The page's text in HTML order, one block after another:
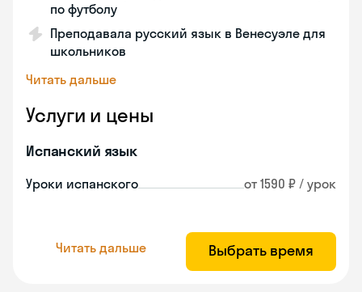
по футболу
Преподавала русский язык в Венесуэле для
школьников
Читать дальше
Услуги и цены
Испанский язык
Уроки испанского от 1590 ₽ / урок
Читать дальше Выбрать время